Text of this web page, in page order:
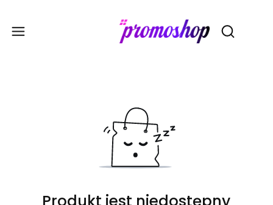
Otwórz